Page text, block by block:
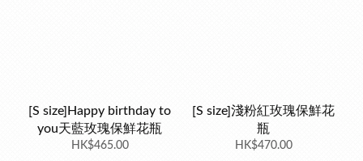
[S size]Happy birthday to
you天藍玫瑰保鮮花瓶
HK$465.00
[S size]淺粉紅玫瑰保鮮花
瓶
HK$470.00